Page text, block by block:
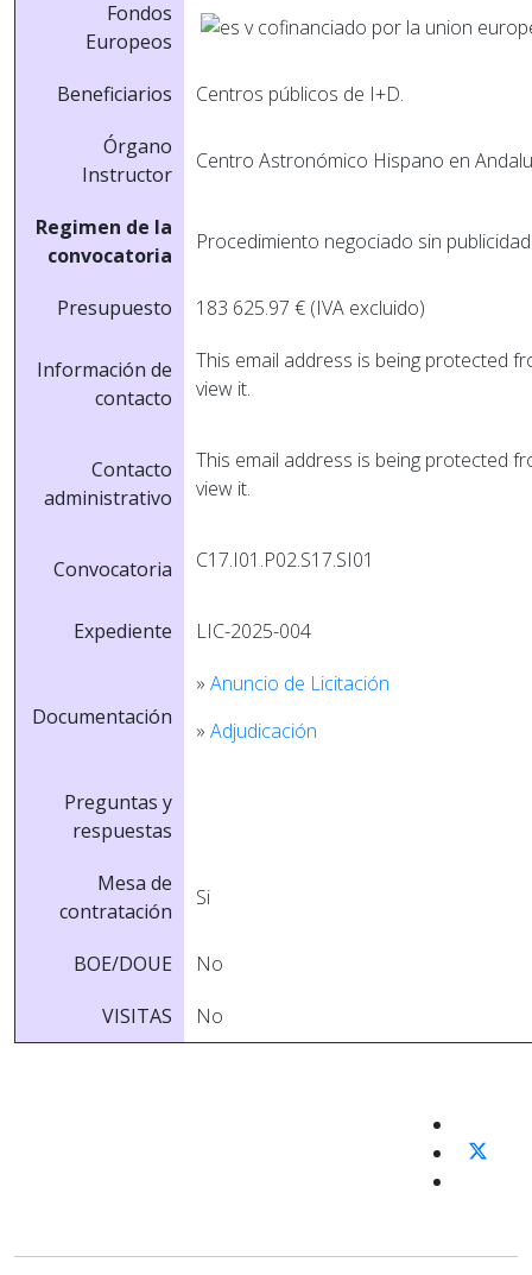
Fondos
Europeos
Beneficiarios
Centros públicos de I+D.
Órgano
Instructor
Centro Astronómico Hispano en
Regimen de la
convocatoria
Procedimiento negociado sin
Presupuesto 183 625.97 € (IVA excluido)
Información de
contacto
This email address is being protected
view it.
Contacto
administrativo
This email address is being protected
view it.
Convocatoria C17.I01.P02.S17.SI01
Expediente LIC-2025-004
Documentación
» Anuncio de Licitación
» Adjudicación
Preguntas y
respuestas
Mesa de
contratación
Si
BOE/DOUE
No
VISITAS
No